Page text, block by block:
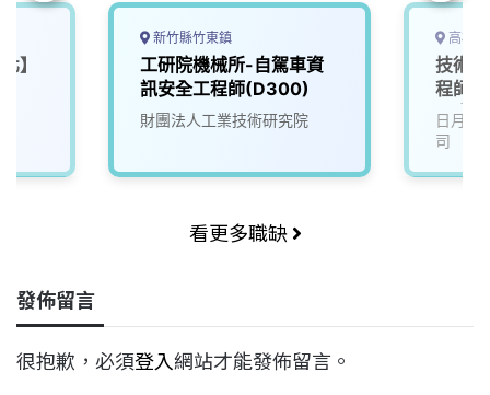
】
新竹縣竹東鎮
工研院機械所-自駕車資
訊安全工程師(D300)
財團法人工業技術研究院
高雄
技術
程師 -
【高
日月光
司
看更多職缺
發佈留言
很抱歉，必須登入網站才能發佈留言。